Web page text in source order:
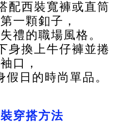
配西裝寬褲或直筒
一顆釦子，
禮的職場風格。
身換上牛仔褲並捲
口，
日的時尚單品。
穿搭方法